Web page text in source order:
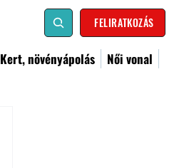
FELIRATKOZÁS
Kert, növényápolás
Női vonal